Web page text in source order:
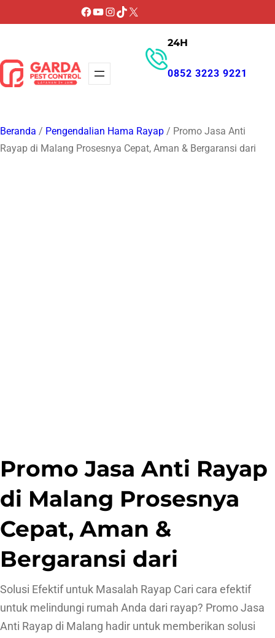
ke
Facebook
YouTube
Instagram
TikTok
X
24H
0852 3223 9221
Beranda / Pengendalian Hama Rayap / Promo Jasa Anti
Rayap di Malang Prosesnya Cepat, Aman & Bergaransi dari
Promo Jasa Anti Rayap
di Malang Prosesnya
Cepat, Aman &
Bergaransi dari
Solusi Efektif untuk Masalah Rayap Cari cara efektif
untuk melindungi rumah Anda dari rayap? Promo Jasa
Anti Rayap di Malang hadir untuk memberikan solusi